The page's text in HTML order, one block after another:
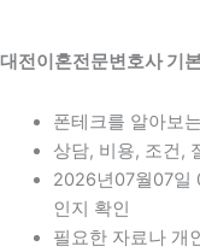
대전이혼전문변호사 기
폰테크를 알아보
상담, 비용, 조건,
2026년07월07일
인지 확인
필요한 자료나 개